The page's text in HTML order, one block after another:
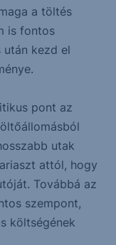
a töltés
is fontos
után kezd el
pont az
utak
attól, hogy
Továbbá az
szempont,
költségének